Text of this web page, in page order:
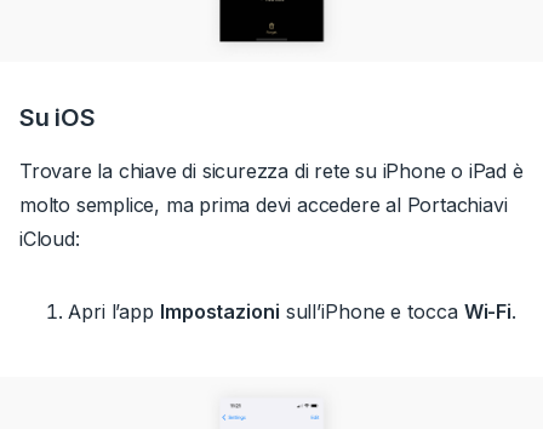
Su iOS
Trovare la chiave di sicurezza di rete su iPhone o iPad è
molto semplice, ma prima devi accedere al Portachiavi
iCloud:
Apri l’app Impostazioni sull’iPhone e tocca Wi-Fi.